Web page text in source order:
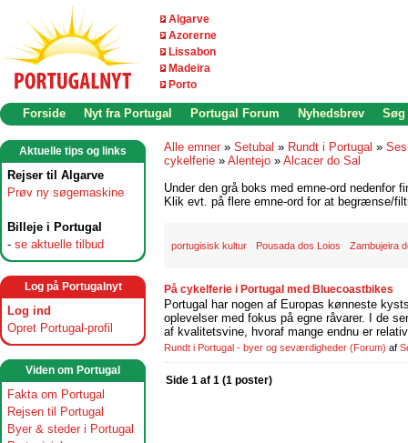
Algarve
Azorerne
Lissabon
Madeira
Porto
Forside Nyt fra Portugal Portugal Forum Nyhedsbrev Søg
Aktuelle tips og links
Rejser til Algarve
Prøv ny søgemaskine
Billeje i Portugal
- se aktuelle tilbud
Log på Portugalnyt
Log ind
Opret Portugal-profil
Viden om Portugal
Fakta om Portugal
Rejsen til Portugal
Byer & steder i Portugal
Alle emner » Setubal » Rundt i Portugal »
cykelferie » Alentejo » Alcacer do Sal
Under den grå boks med emne-ord nedenfor
Klik evt. på flere emne-ord for at begrænse/
portugisisk kultur Pousada dos Loios Zambujeira
På cykelferie i Portugal med Bluecoastbikes
Portugal har nogen af Europas kønneste
oplevelser med fokus på egne råvarer. I de
af kvalitetsvine, hvoraf mange endnu er
Rundt i Portugal - byer og seværdigheder (Forum) af
Side 1 af 1 (1 poster)